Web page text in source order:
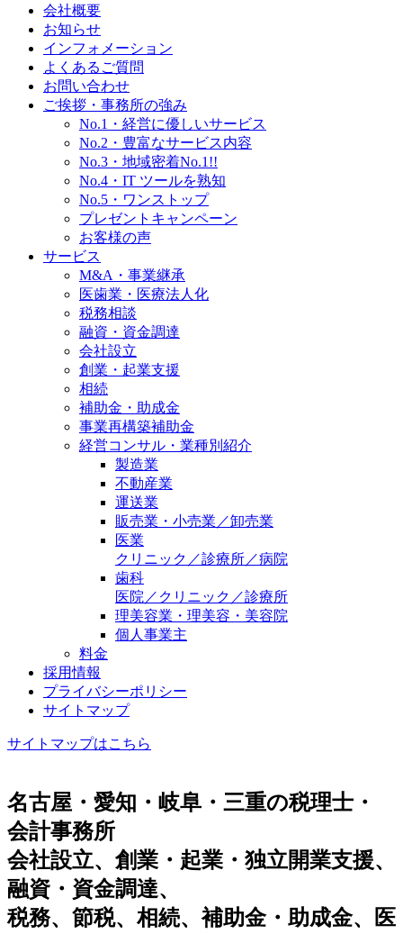
会社概要
お知らせ
インフォメーション
よくあるご質問
お問い合わせ
ご挨拶・事務所の強み
No.1・経営に優しいサービス
No.2・豊富なサービス内容
No.3・地域密着No.1!!
No.4・IT ツールを熟知
No.5・ワンストップ
プレゼントキャンペーン
お客様の声
サービス
M&A・事業継承
医歯業・医療法人化
税務相談
融資・資金調達
会社設立
創業・起業支援
相続
補助金・助成金
事業再構築補助金
経営コンサル・業種別紹介
製造業
不動産業
運送業
販売業・小売業／卸売業
医業
クリニック／診療所／病院
歯科
医院／クリニック／診療所
理美容業・理美容・美容院
個人事業主
料金
採用情報
プライバシーポリシー
サイトマップ
サイトマップはこちら
名古屋・愛知・岐阜・三重の税理士・
会計事務所
会社設立、創業・起業・独立開業支援、
融資・資金調達、
税務、節税、相続、補助金・助成金、医